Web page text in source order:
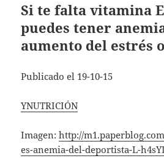
Si te falta vitamina
puedes tener
aumento del estrés
Publicado el 19-10-15
YNUTRICIÓN
Imagen:http://
es-anemia-del-deportista-L-